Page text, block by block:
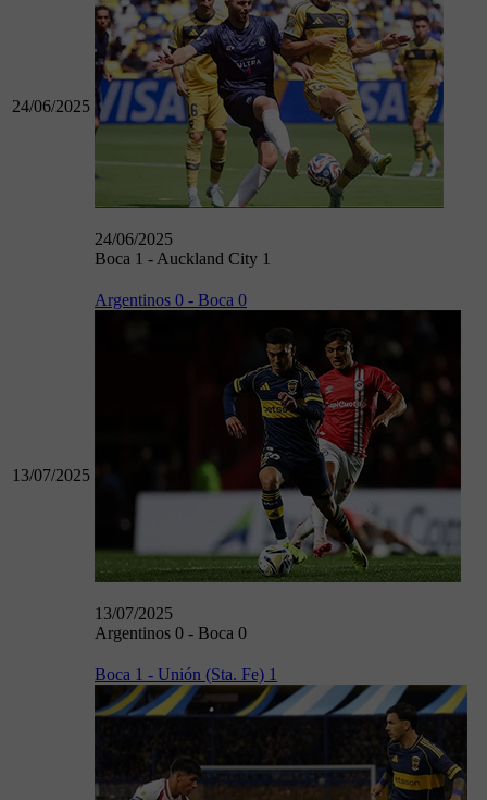
24/06/2025
24/06/2025
Boca 1 - Auckland City 1
13/07/2025
Argentinos 0 - Boca 0
13/07/2025
Argentinos 0 - Boca 0
Boca 1 - Unión (Sta. Fe) 1